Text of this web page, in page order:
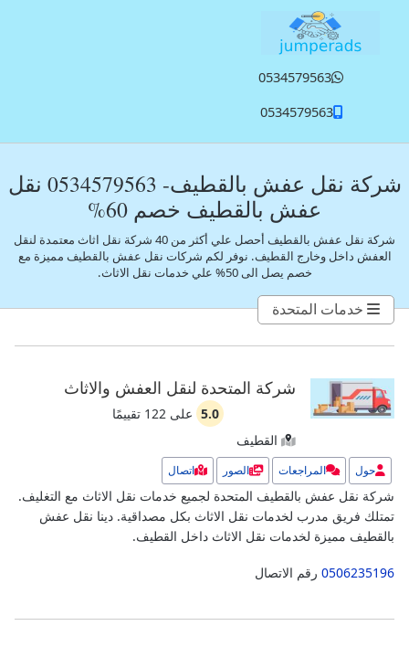
0534579563
0534579563
شركة نقل عفش بالقطيف- 0534579563 نقل
عفش بالقطيف خصم 60%
شركة نقل عفش بالقطيف أحصل علي أكثر من 40 شركة نقل اثاث معتمدة لنقل
العفش داخل وخارج القطيف. نوفر لكم شركات نقل عفش بالقطيف مميزة مع
خصم يصل الى 50% علي خدمات نقل الاثاث.
خدمات المتحدة
شركة المتحدة لنقل العفش والاثاث
5.0 على 122 تقييمًا
القطيف
حول المراجعات الصور اتصال
شركة نقل عفش بالقطيف المتحدة لجميع خدمات نقل الاثاث مع التغليف.
تمتلك فريق مدرب لخدمات نقل الاثاث بكل مصداقية. دينا نقل عفش
بالقطيف مميزة لخدمات نقل الاثاث داخل القطيف.
0506235196 رقم الاتصال